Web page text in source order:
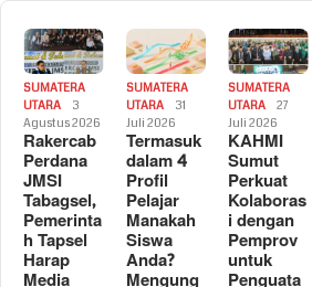
SUMATERA
UTARA
3
Agustus 2026
Rakercab
Perdana
JMSI
Tabagsel,
Pemerinta
h Tapsel
Harap
Media
SUMATERA
UTARA
31
Juli 2026
Termasuk
dalam 4
Profil
Pelajar
Manakah
Siswa
Anda?
Mengung
SUMATERA
UTARA
27
Juli 2026
KAHMI
Sumut
Perkuat
Kolaboras
i dengan
Pemprov
untuk
Penguata